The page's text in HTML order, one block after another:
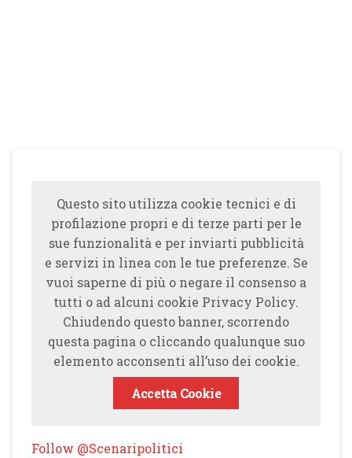
Questo sito utilizza cookie tecnici e di
profilazione propri e di terze parti per le
sue funzionalità e per inviarti pubblicità
e servizi in linea con le tue preferenze. Se
vuoi saperne di più o negare il consenso a
tutti o ad alcuni cookie Privacy Policy.
Chiudendo questo banner, scorrendo
questa pagina o cliccando qualunque suo
elemento acconsenti all’uso dei cookie.
Accetta Cookie
Follow @Scenaripolitici